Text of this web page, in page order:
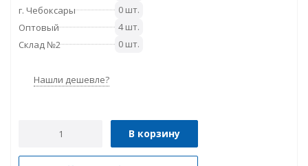
г. Чебоксары
0 шт.
Оптовый
4 шт.
Склад №2
0 шт.
Нашли дешевле?
В корзину